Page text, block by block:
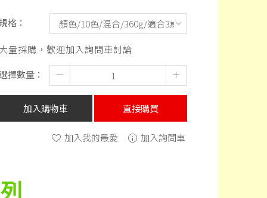
格：
量採購，歡迎加入詢問車討論
擇數量：
＋
－
加入購物車 直接購買
加入我的最愛 加入詢問車